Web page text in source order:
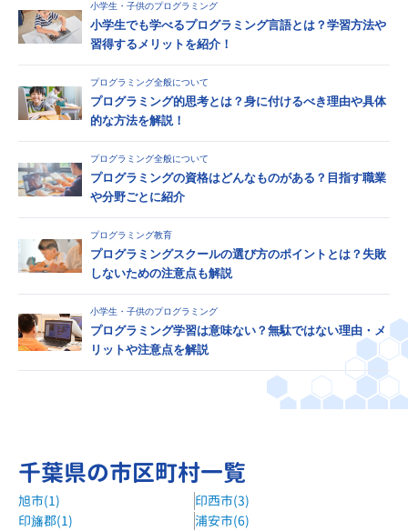
小学生・子供のプログラミング
小学生でも学べるプログラミング言語とは？学習方法や
習得するメリットを紹介！
プログラミング全般について
プログラミング的思考とは？身に付けるべき理由や具体
的な方法を解説！
プログラミング全般について
プログラミングの資格はどんなものがある？目指す職業
や分野ごとに紹介
プログラミング教育
プログラミングスクールの選び方のポイントとは？失敗
しないための注意点も解説
小学生・子供のプログラミング
プログラミング学習は意味ない？無駄ではない理由・メ
リットや注意点を解説
千葉県の市区町村一覧
旭市(1)
印西市(3)
印旛郡(1)
浦安市(6)